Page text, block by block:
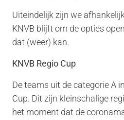
Uiteindelijk zijn we
KNVB blijft om de opties
dat (weer) kan.
KNVB Regio Cup
De teams uit de categorie A
Cup. Dit zijn kleinschalige
het moment dat de